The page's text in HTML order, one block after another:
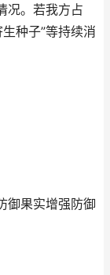
况。若我方占
种子”等持续消
御果实增强防御